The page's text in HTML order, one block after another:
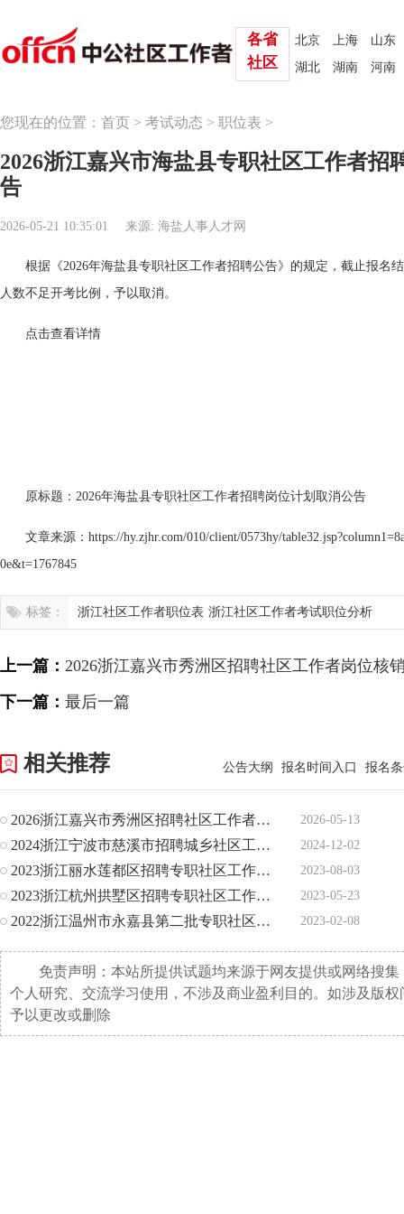
北京 上海
山东
湖北
湖南 河南
各省
社区
您现在的位置： 首页 > 考试动态 > 职位表 >
2026浙江嘉兴市海盐县专职社区工作者招
告
2026-05-21 10:35:01 来源: 海盐人事人才网
根据《2026年海盐县专职社区工作者招聘公告》的规定，截止报名
人数不足开考比例，予以取消。
点击查看详情
原标题：2026年海盐县专职社区工作者招聘岗位计划取消公告
文章来源：https://hy.zjhr.com/010/client/0573hy/
0e&t=1767845
标签： 浙江社区工作者职位表 浙江社区工作者考试职位分析
上一篇： 2026浙江嘉兴市秀洲区招聘社区工作者岗位核
下一篇： 最后一篇
相关推荐 公告大纲 报名时间入口 报名
2026浙江嘉兴市秀洲区招聘社区工作者岗位核销公告 2026-05-13
2024浙江宁波市慈溪市招聘城乡社区工作者核减农村社区岗位公 2024-12-02
2023浙江丽水莲都区招聘专职社区工作者招聘计划核减公告 2023-08-03
2023浙江杭州拱墅区招聘专职社区工作者核减招聘岗位人数的通 2023-05-23
2022浙江温州市永嘉县第二批专职社区工作者招聘计划核减公告 2023-02-08
免责声明：本站所提供试题均来源于网友提供或网络搜
个人研究、交流学习使用，不涉及商业盈利目的。如涉及版
予以更改或删除